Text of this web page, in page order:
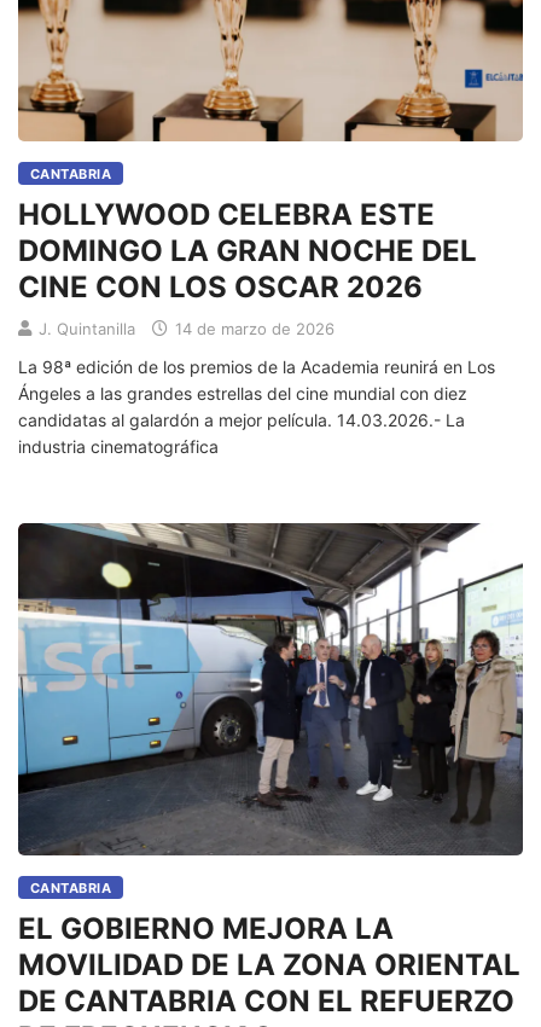
CANTABRIA
HOLLYWOOD CELEBRA ESTE
DOMINGO LA GRAN NOCHE DEL
CINE CON LOS OSCAR 2026
J. Quintanilla 14 de marzo de 2026
La 98ª edición de los premios de la Academia reunirá en Los
Ángeles a las grandes estrellas del cine mundial con diez
candidatas al galardón a mejor película. 14.03.2026.- La
industria cinematográfica
CANTABRIA
EL GOBIERNO MEJORA LA
MOVILIDAD DE LA ZONA ORIENTAL
DE CANTABRIA CON EL REFUERZO